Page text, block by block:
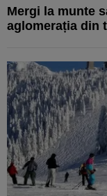
Mergi la munte
aglomerația din